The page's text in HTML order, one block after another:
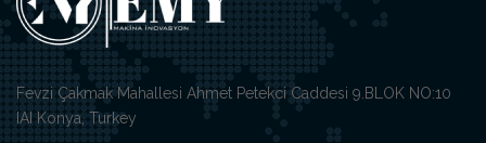
Fevzi Çakmak Mahallesi Ahmet Petekci Caddesi 9.BLOK NO:10
IAI Konya, Turkey